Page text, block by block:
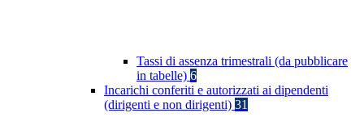
Tassi di assenza trimestrali (da pubblicare
in tabelle) 6
Incarichi conferiti e autorizzati ai dipendenti
(dirigenti e non dirigenti) 31